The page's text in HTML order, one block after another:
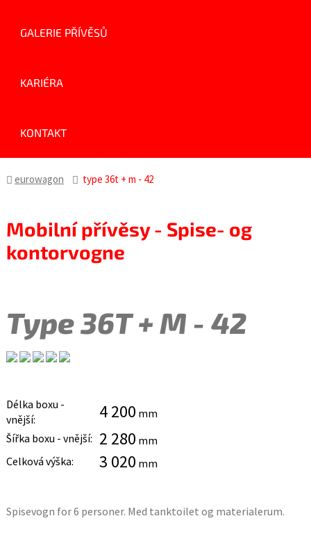
GALERIE PŘÍVĚSŮ
KARIÉRA
KONTAKT
eurowagon type 36t + m - 42
Mobilní přívěsy - Spise- og
kontorvogne
Type 36T + M - 42
Délka boxu -
vnější:
4 200 mm
Šířka boxu - vnější: 2 280 mm
Celková výška:
3 020 mm
Spisevogn for 6 personer. Med tanktoilet og materialerum.